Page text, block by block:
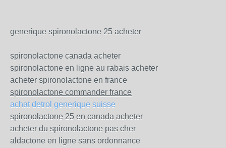
generique spironolactone 25 acheter
spironolactone canada acheter
spironolactone en ligne au rabais acheter
acheter spironolactone en france
spironolactone commander france
achat detrol generique suisse
spironolactone 25 en canada acheter
acheter du spironolactone pas cher
aldactone en ligne sans ordonnance